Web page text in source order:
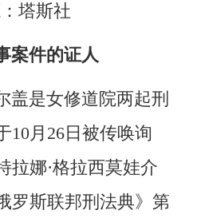
塔斯社
案件的证人
盖是女修道院两起刑
10月26日被传唤询
拉娜·格拉西莫娃介
罗斯联邦刑法典》第